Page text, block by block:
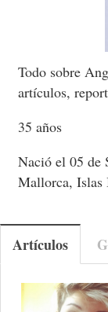
Todo sobre
artículos,
35 años
Nació el 05 de
Mallorca, Islas
Artículos